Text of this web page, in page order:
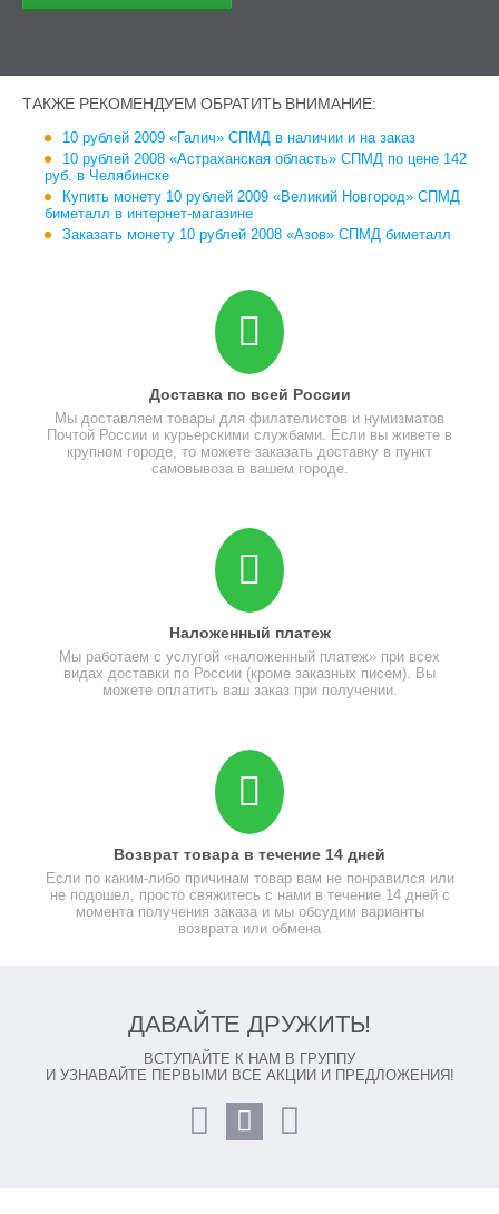
ТАКЖЕ РЕКОМЕНДУЕМ ОБРАТИТЬ ВНИМАНИЕ:
10 рублей 2009 «Галич» СПМД в наличии и на заказ
10 рублей 2008 «Астраханская область» СПМД по цене 142
руб. в Челябинске
Купить монету 10 рублей 2009 «Великий Новгород» СПМД
биметалл в интернет-магазине
Заказать монету 10 рублей 2008 «Азов» СПМД биметалл
Доставка по всей России
Мы доставляем товары для филателистов и нумизматов
Почтой России и курьерскими службами. Если вы живете в
крупном городе, то можете заказать доставку в пункт
самовывоза в вашем городе.
Наложенный платеж
Мы работаем с услугой «наложенный платеж» при всех
видах доставки по России (кроме заказных писем). Вы
можете оплатить ваш заказ при получении.
Возврат товара в течение 14 дней
Если по каким-либо причинам товар вам не понравился или
не подошел, просто свяжитесь с нами в течение 14 дней с
момента получения заказа и мы обсудим варианты
возврата или обмена
ДАВАЙТЕ ДРУЖИТЬ!
ВСТУПАЙТЕ К НАМ В ГРУППУ
И УЗНАВАЙТЕ ПЕРВЫМИ ВСЕ АКЦИИ И ПРЕДЛОЖЕНИЯ!